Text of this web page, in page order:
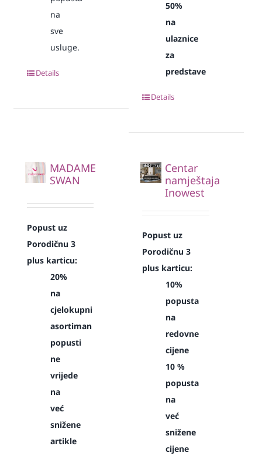
na
sve
usluge.
Details
50%
na
ulaznice
za
predstave
Details
MADAME
SWAN
Popust uz
Porodičnu 3
plus karticu:
20%
na
cjelokupni
asortiman
popusti
ne
vrijede
na
već
snižene
artikle
Centar
namještaja
Inowest
Popust uz
Porodičnu 3
plus karticu:
10%
popusta
na
redovne
cijene
10 %
popusta
na
već
snižene
cijene